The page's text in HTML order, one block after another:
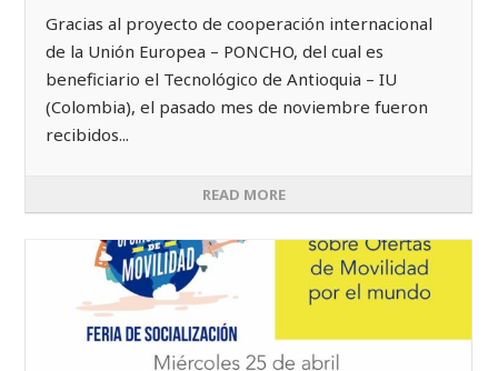
Gracias al proyecto de cooperación internacional
de la Unión Europea – PONCHO, del cual es
beneficiario el Tecnológico de Antioquia – IU
(Colombia), el pasado mes de noviembre fueron
recibidos...
READ MORE